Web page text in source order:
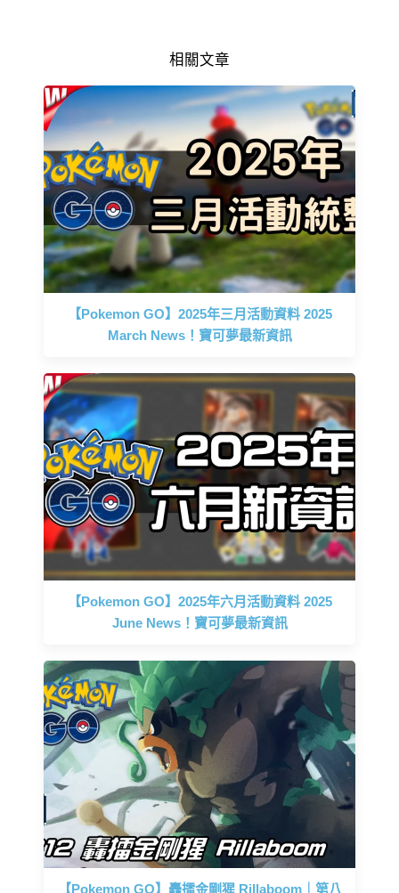
相關文章
【Pokemon GO】2025年三月活動資料 2025
March News！寶可夢最新資訊
【Pokemon GO】2025年六月活動資料 2025
June News！寶可夢最新資訊
【Pokemon GO】轟擂金剛猩 Rillaboom｜第八